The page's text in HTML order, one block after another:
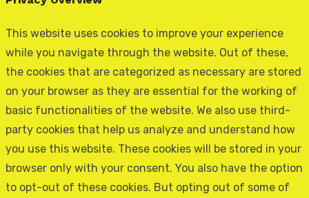
This website uses cookies to improve your experience
while you navigate through the website. Out of these,
the cookies that are categorized as necessary are stored
on your browser as they are essential for the working of
basic functionalities of the website. We also use third-
party cookies that help us analyze and understand how
you use this website. These cookies will be stored in your
browser only with your consent. You also have the option
to opt-out of these cookies. But opting out of some of